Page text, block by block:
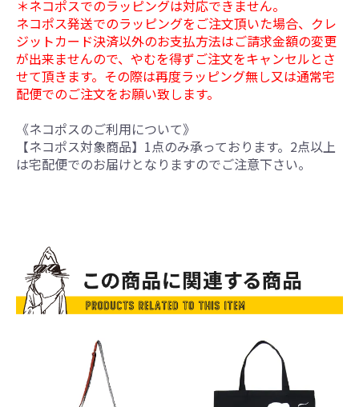
＊ネコポスでのラッピングは対応できません。
ネコポス発送でのラッピングをご注文頂いた場合、クレ
ジットカード決済以外のお支払方法はご請求金額の変更
が出来ませんので、やむを得ずご注文をキャンセルとさ
せて頂きます。その際は再度ラッピング無し又は通常宅
配便でのご注文をお願い致します。
《ネコポスのご利用について》
【ネコポス対象商品】1点のみ承っております。2点以上
は宅配便でのお届けとなりますのでご注意下さい。